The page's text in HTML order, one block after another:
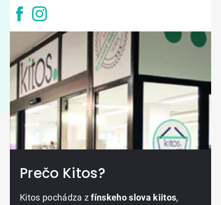
Prečo Kitos?
Kitos pochádza zfínskeho slova kiitos,